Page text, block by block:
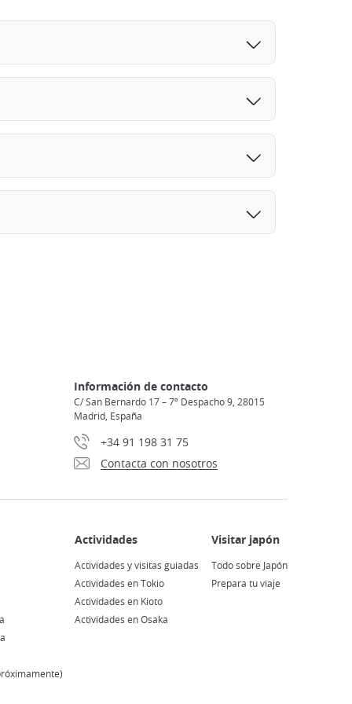
Información de contacto
C/ San Bernardo 17 – 7º Despacho 9, 28015
Madrid, España
+34 91 198 31 75
Contacta con nosotros
Actividades y visitas guiadas
Actividades en Tokio
Actividades en Kioto
Actividades en Osaka
Todo sobre Japón
Prepara tu viaje